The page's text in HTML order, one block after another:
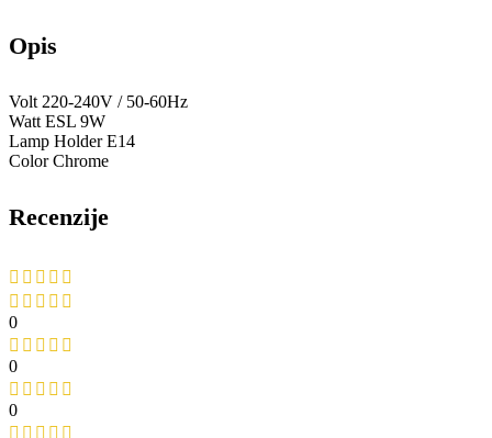
Opis
Volt 220-240V / 50-60Hz
Watt ESL 9W
Lamp Holder E14
Color Chrome
Recenzije
0
0
0